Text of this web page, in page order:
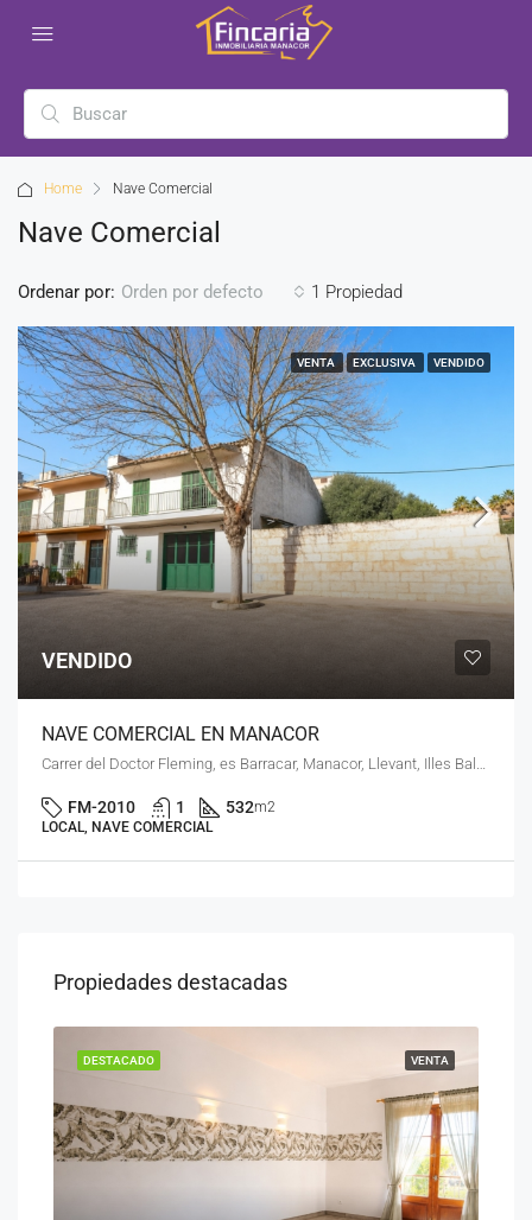
Home Nave Comercial
Nave Comercial
1 Propiedad
Ordenar por: Orden por defecto
VENTA EXCLUSIVA VENDIDO
VENDIDO
NAVE COMERCIAL EN MANACOR
FM-2010 1 532m2
LOCAL, NAVE COMERCIAL
Propiedades destacadas
VENTA
DESTACADO